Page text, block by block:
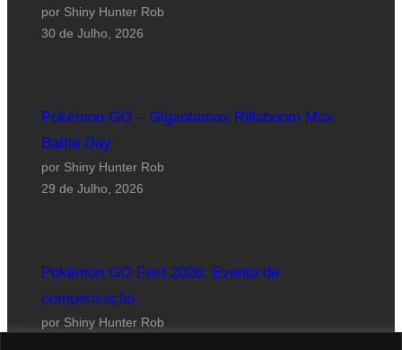
por Shiny Hunter Rob
30 de Julho, 2026
Pokémon GO – Gigantamax Rillaboom Max
Battle Day
por Shiny Hunter Rob
29 de Julho, 2026
Pokémon GO Fest 2026: Evento de
compensação
por Shiny Hunter Rob